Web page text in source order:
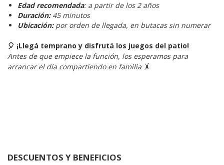
Edad recomendada: a partir de los 2 años
Duración: 45 minutos
Ubicación: por orden de llegada, en butacas sin numerar
🎈 ¡Llegá temprano y disfrutá los juegos del patio!
Antes de que empiece la función, los esperamos para
arrancar el día compartiendo en familia 🤸
DESCUENTOS Y BENEFICIOS